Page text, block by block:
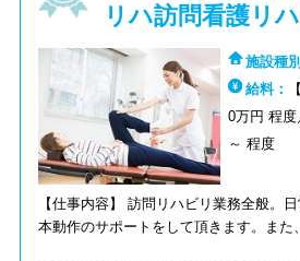
リハ訪問看護リ
ョン
施設種
給料：
0万円 程
～ 程度
【仕事内容】 訪問リハビリ業務全般。
本動作のサポートをして頂きます。また